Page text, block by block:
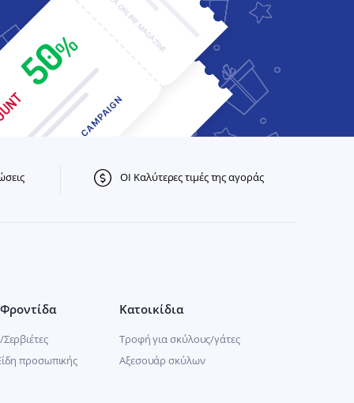
ΟΙ Καλύτερες τιμές της αγοράς
προσωπικής
Κατοικίδια
Τροφή για σκύλους/γάτες
Αξεσουάρ σκύλων